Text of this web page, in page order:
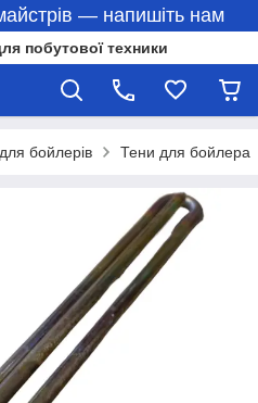
— напишіть нам
побутової техники
бойлерів Тени для бойлера